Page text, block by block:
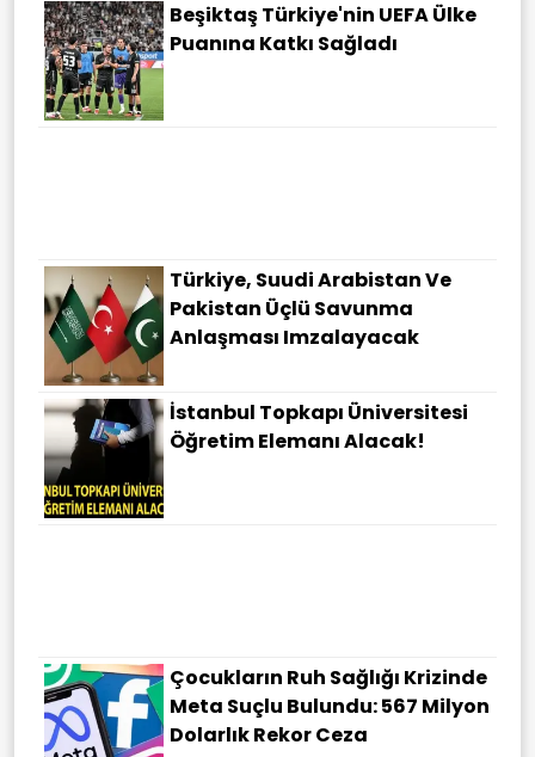
Beşiktaş Türkiye'nin UEFA Ülke
Puanına Katkı Sağladı
Türkiye, Suudi Arabistan Ve
Pakistan Üçlü Savunma
Anlaşması Imzalayacak
İstanbul Topkapı Üniversitesi
Öğretim Elemanı Alacak!
Çocukların Ruh Sağlığı Krizinde
Meta Suçlu Bulundu: 567 Milyon
Dolarlık Rekor Ceza